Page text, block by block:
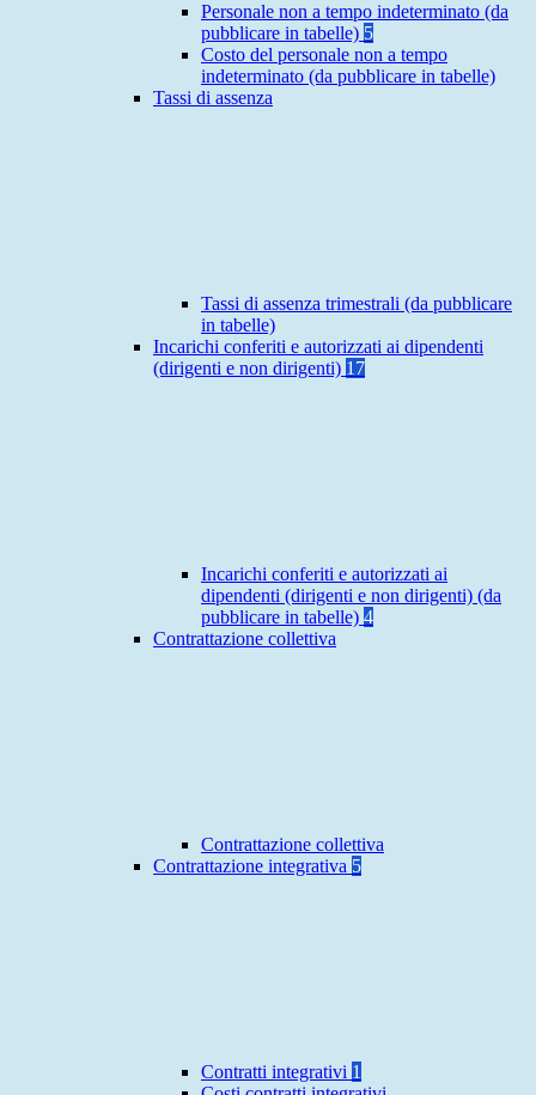
Personale non a tempo indeterminato (da
pubblicare in tabelle) 5
Costo del personale non a tempo
indeterminato (da pubblicare in tabelle)
Tassi di assenza
Tassi di assenza trimestrali (da pubblicare
in tabelle)
Incarichi conferiti e autorizzati ai dipendenti
(dirigenti e non dirigenti) 17
Incarichi conferiti e autorizzati ai
dipendenti (dirigenti e non dirigenti) (da
pubblicare in tabelle) 4
Contrattazione collettiva
Contrattazione collettiva
Contrattazione integrativa 5
Contratti integrativi 1